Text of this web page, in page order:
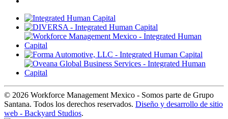
© 2026 Workforce Management Mexico - Somos parte de Grupo
Santana. Todos los derechos reservados. Diseño y desarrollo de sitio
web - Backyard Studios.